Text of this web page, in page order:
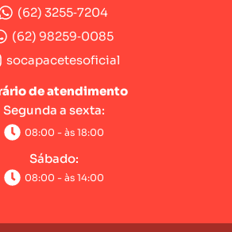
(62) 3255‑7204‬
(62) 98259‑0085‬
socapacetesoficial
de atendimento
Segunda a sexta:
08:00 - às 18:00
Sábado:
08:00 - às 14:00